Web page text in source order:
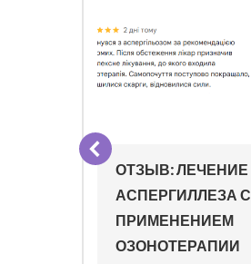
ОТЗЫВ: ЛЕЧЕНИЕ
АСПЕРГИЛЛЕЗА С
ПРИМЕНЕНИЕМ
ОЗОНОТЕРАПИИ